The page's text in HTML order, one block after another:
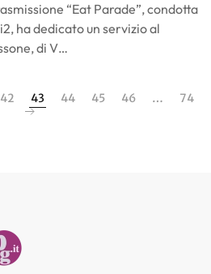
“Eat Parade”, condotta
ha dedicato un servizio al
di V…
42 43 44 45 46 … 74